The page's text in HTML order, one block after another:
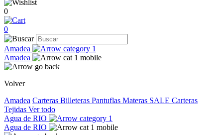
0
0
Amadea
Amadea
Volver
Amadea Carteras Billeteras Pantuflas Materas SALE Carteras
Tejidas Ver todo
Agua de RIO
Agua de RIO